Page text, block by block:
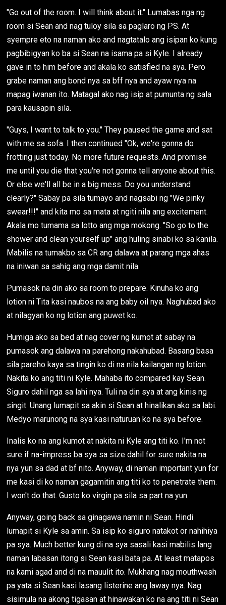
"Go out of the room. I will think about it." Lumabas nga ng
room si Sean and nag tuloy sila sa paglaro ng PS. At
syempre eto na naman ako and nagtatalo ang isipan ko kung
pagbibigyan ko ba si Sean na isama pa si Kyle. I already
gave in to him before and akala ko satisfied na sya. Pero
grabe naman ang bond nya sa bff nya and ayaw nya na
mapag iwanan ito. Matagal ako nag isip at pumunta ng sala
para kausapin sila.
"Guys, I want to talk to you." They paused the game and sat
with me sa sofa. I then continued "Ok, we're gonna do
frotting just today. No more future requests. And promise
me until you die that you're not gonna tell anyone about this.
Or else we'll all be in a big mess. Do you understand
clearly?" Sabay pa sila tumayo and nagsabi ng "We pinky
swear!!!" and kita mo sa mata at ngiti nila ang excitement.
Akala mo tumama sa lotto ang mga mokong. "So go to the
shower and clean yourself up" ang huling sinabi ko sa kanila.
Mabilis na tumakbo sa CR ang dalawa at parang mga ahas
na iniwan sa sahig ang mga damit nila.
Pumasok na din ako sa room to prepare. Kinuha ko ang
lotion ni Tita kasi naubos na ang baby oil nya. Naghubad ako
at nilagyan ko ng lotion ang puwet ko.
Humiga ako sa bed at nag cover ng kumot at sabay na
pumasok ang dalawa na parehong nakahubad. Basang basa
sila pareho kaya sa tingin ko di na nila kailangan ng lotion.
Nakita ko ang titi ni Kyle. Mahaba ito compared kay Sean.
Siguro dahil nga sa lahi nya. Tuli na din sya at ang kinis ng
singit. Unang lumapit sa akin si Sean at hinalikan ako sa labi.
Medyo marunong na sya kasi naturuan ko na sya before.
Inalis ko na ang kumot at nakita ni Kyle ang titi ko. I'm not
sure if na-impress ba sya sa size dahil for sure nakita na
nya yun sa dad at bf nito. Anyway, di naman important yun for
me kasi di ko naman gagamitin ang titi ko to penetrate them.
I won't do that. Gusto ko virgin pa sila sa part na yun.
Anyway, going back sa ginagawa namin ni Sean. Hindi
lumapit si Kyle sa amin. Sa isip ko siguro natakot or nahihiya
pa sya. Much better kung di na sya sasali kasi mabilis lang
naman labasan itong si Sean kasi bata pa. At least matapos
na kami agad and di na mauulit ito. Mukhang nag mouthwash
pa yata si Sean kasi lasang listerine ang laway nya. Nag
sisimula na akong tigasan at hinawakan ko na ang titi ni Sean